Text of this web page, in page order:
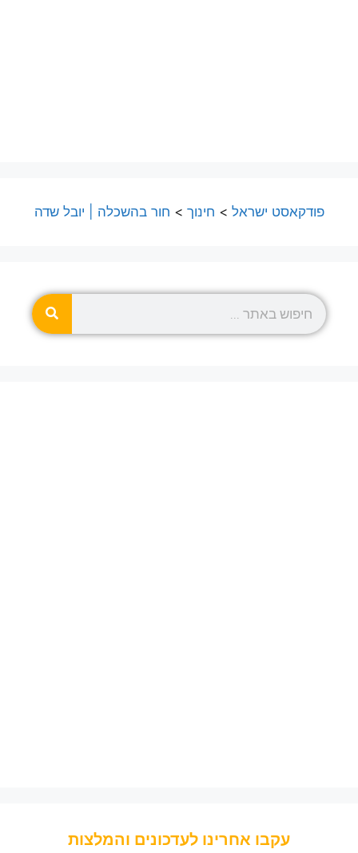
פודקאסט ישראל > חינוך > חור בהשכלה | יובל שדה
עקבו אחרינו לעדכונים והמלצות